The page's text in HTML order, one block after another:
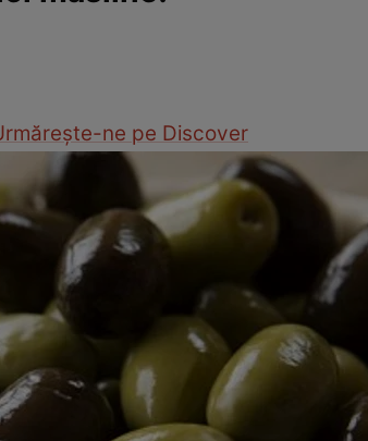
ne pe Discover